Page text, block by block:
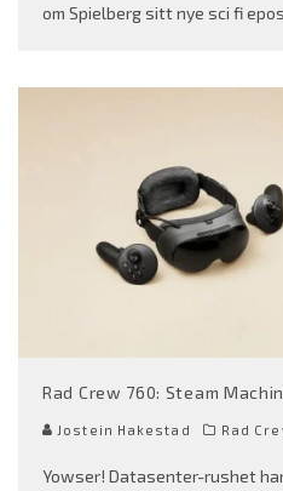
om Spielberg sitt nye sci fi epos,
Rad Crew 760: Steam
Jostein Hakestad Rad
Yowser! Datasenter-rushet